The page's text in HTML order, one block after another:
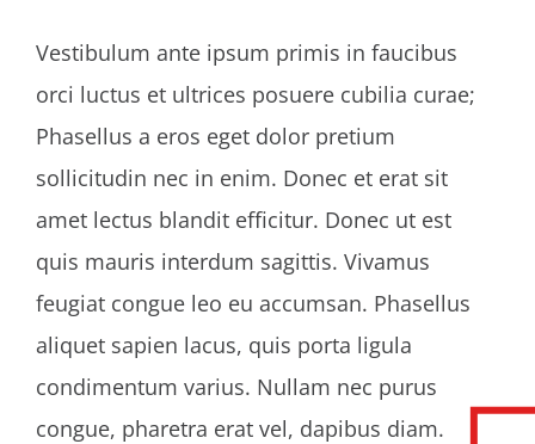
Vestibulum ante ipsum primis in faucibus
orci luctus et ultrices posuere cubilia curae;
Phasellus a eros eget dolor pretium
sollicitudin nec in enim. Donec et erat sit
amet lectus blandit efficitur. Donec ut est
quis mauris interdum sagittis. Vivamus
feugiat congue leo eu accumsan. Phasellus
aliquet sapien lacus, quis porta ligula
condimentum varius. Nullam nec purus
congue, pharetra erat vel, dapibus diam.